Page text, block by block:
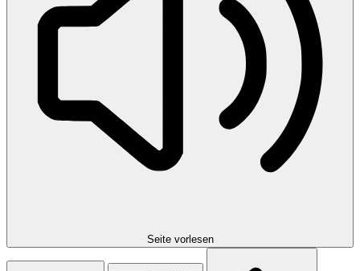
Seite vorlesen